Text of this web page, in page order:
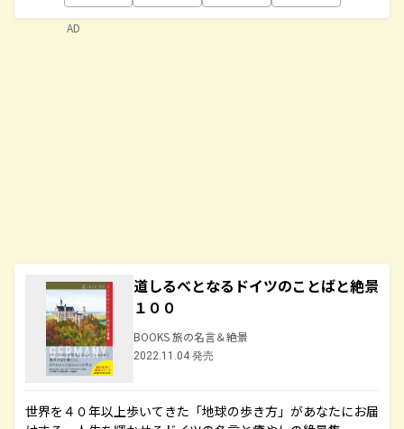
道しるべとなるドイツのことばと絶景
１００
BOOKS 旅の名言＆絶景
2022.11.04 発売
世界を４０年以上歩いてきた「地球の歩き方」があなたにお届
AD